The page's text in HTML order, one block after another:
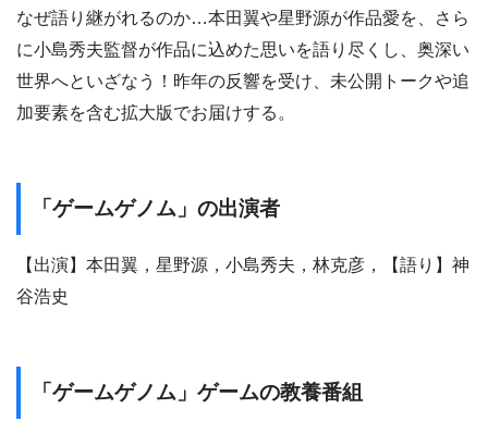
なぜ語り継がれるのか…本田翼や星野源が作品愛を、さら
に小島秀夫監督が作品に込めた思いを語り尽くし、奥深い
世界へといざなう！昨年の反響を受け、未公開トークや追
加要素を含む拡大版でお届けする。
「ゲームゲノム」の出演者
【出演】本田翼，星野源，小島秀夫，林克彦，【語り】神
谷浩史
「ゲームゲノム」ゲームの教養番組